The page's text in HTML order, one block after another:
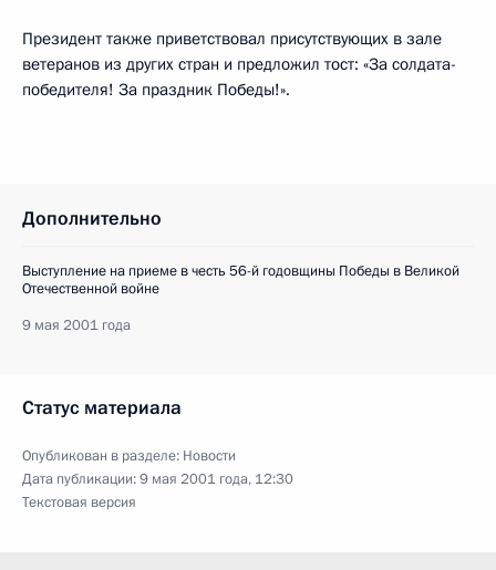
Президент также приветствовал присутствующих в зале
ветеранов из других стран и предложил тост: «За солдата-
победителя! За праздник Победы!».
Дополнительно
Выступление на приеме в честь 56-й годовщины Победы в Великой
Отечественной войне
9 мая 2001 года
Статус материала
Опубликован в разделе: Новости
Дата публикации:9 мая 2001 года, 12:30
Текстовая версия